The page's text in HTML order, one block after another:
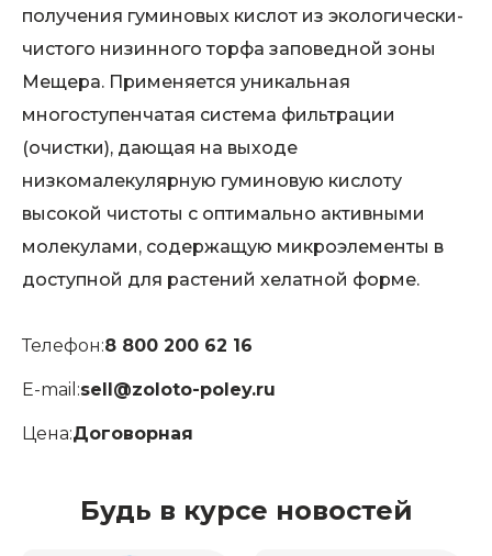
получения гуминовых кислот из экологически-
чистого низинного торфа заповедной зоны
Мещера. Применяется уникальная
многоступенчатая система фильтрации
(очистки), дающая на выходе
низкомалекулярную гуминовую кислоту
высокой чистоты с оптимально активными
молекулами, содержащую микроэлементы в
доступной для растений хелатной форме.
Телефон:8 800 200 62 16
E-mail:sell@zoloto-poley.ru
Цена:Договорная
Будь в курсе новостей